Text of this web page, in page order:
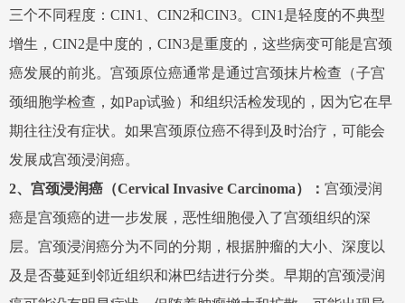
三个不同程度：CIN1、CIN2和CIN3。CIN1是轻度的不典型
增生，CIN2是中度的，CIN3是重度的，这些病变可能是宫颈
癌发展的前兆。宫颈原位癌通常是通过宫颈抹片检查（子宫
颈细胞学检查，如Pap试验）和组织活检发现的，因为它在早
期往往没有症状。如果宫颈原位癌不得到及时治疗，可能会
发展成宫颈浸润癌。
2、 宫颈浸润癌（Cervical Invasive Carcinoma）： 宫颈浸润
癌是宫颈癌的进一步发展，恶性细胞侵入了宫颈组织的深
层。宫颈浸润癌分为不同的分期，根据肿瘤的大小、深度以
及是否蔓延到邻近组织和淋巴结进行分类。早期的宫颈浸润